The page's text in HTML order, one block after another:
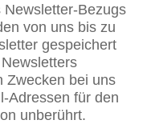
Bezugs
von uns bis zu
gespeichert
Zwecken bei uns
Adressen für den
unberührt.